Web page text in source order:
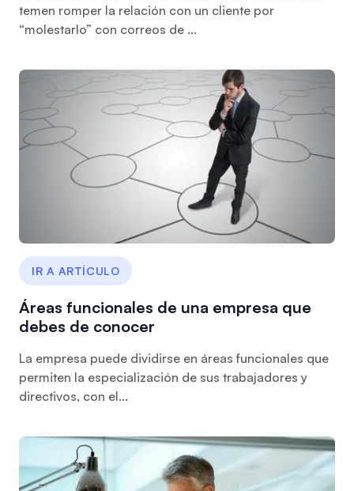
temen romper la relación con un cliente por
“molestarlo” con correos de ...
IR A ARTÍCULO
Áreas funcionales de una empresa que
debes de conocer
La empresa puede dividirse en áreas funcionales que
permiten la especialización de sus trabajadores y
directivos, con el...